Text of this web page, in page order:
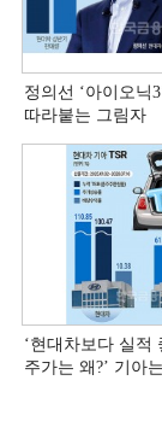
정의선 ‘아이오닉
따라붙는 그림자
‘현대차보다 실적
주가는 왜?ʼ 기아